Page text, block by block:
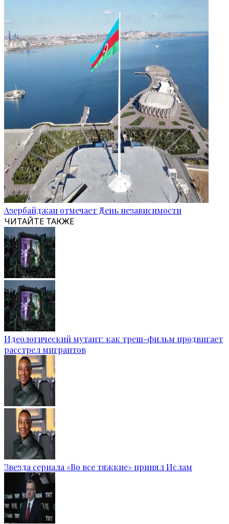
Азербайджан отмечает День независимости
ЧИТАЙТЕ ТАКЖЕ
Идеологический мутант: как треш-фильм продвигает
расстрел мигрантов
Звезда сериала «Во все тяжкие» принял Ислам